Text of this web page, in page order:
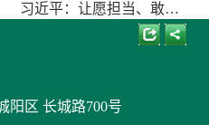
习近平：让愿担当、敢担当、善担当蔚
阳区 长城路700号